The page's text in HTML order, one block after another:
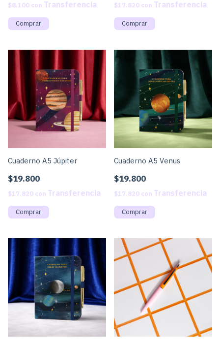
$8.100 con $17.820 con
Cuaderno A5 Júpiter
$19.800
$17.820 con
Cuaderno A5 Venus
$19.800
$17.820 con